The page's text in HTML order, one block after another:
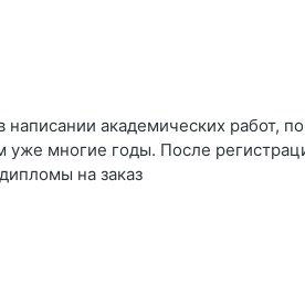
академических работ,
многие годы. После
на заказ